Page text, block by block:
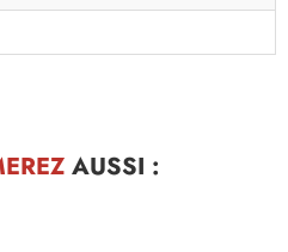
AUSSI :